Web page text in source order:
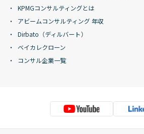
KPMGコンサルティングとは
アビームコンサルティング 年収
Dirbato（ディルバート）
ベイカレクローン
コンサル企業一覧